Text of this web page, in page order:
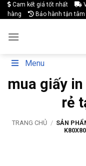
Skip
to
Cam kết giá tốt nhất
hàng
Bảo hành tận tâm
Menu
mua giấy
rẻ
TRANG CHỦ / SẢN